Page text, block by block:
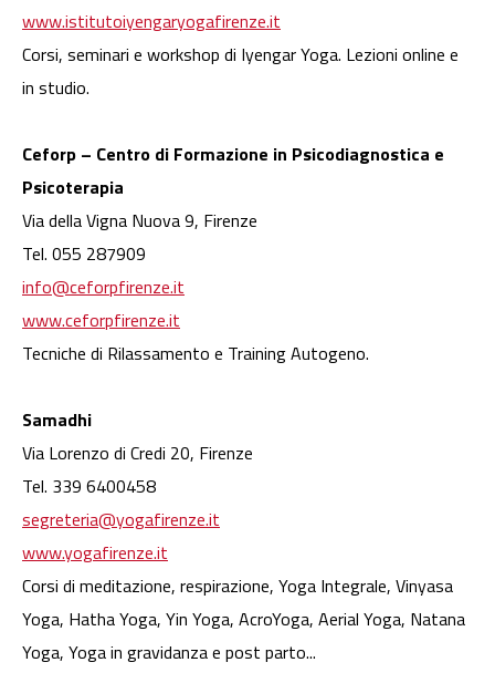
www.istitutoiyengaryogafirenze.it
Corsi, seminari e workshop di Iyengar Yoga. Lezioni online e
in studio.
Ceforp – Centro di Formazione in Psicodiagnostica e
Psicoterapia
Via della Vigna Nuova 9, Firenze
Tel. 055 287909
info@ceforpfirenze.it
www.ceforpfirenze.it
Tecniche di Rilassamento e Training Autogeno.
Samadhi
Via Lorenzo di Credi 20, Firenze
Tel. 339 6400458
segreteria@yogafirenze.it
www.yogafirenze.it
Corsi di meditazione, respirazione, Yoga Integrale, Vinyasa
Yoga, Hatha Yoga, Yin Yoga, AcroYoga, Aerial Yoga, Natana
Yoga, Yoga in gravidanza e post parto...